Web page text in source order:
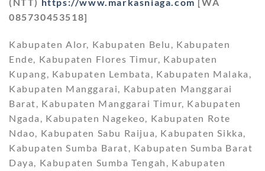
(NTT) https://www.markasniaga.com [WA
085730453518]
Kabupaten Alor, Kabupaten Belu, Kabupaten
Ende, Kabupaten Flores Timur, Kabupaten
Kupang, Kabupaten Lembata, Kabupaten Malaka,
Kabupaten Manggarai, Kabupaten Manggarai
Barat, Kabupaten Manggarai Timur, Kabupaten
Ngada, Kabupaten Nagekeo, Kabupaten Rote
Ndao, Kabupaten Sabu Raijua, Kabupaten Sikka,
Kabupaten Sumba Barat, Kabupaten Sumba Barat
Daya, Kabupaten Sumba Tengah, Kabupaten